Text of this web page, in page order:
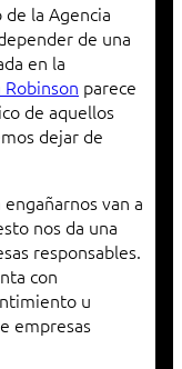
la Agencia
de una
en la
Robinson parece
de aquellos
dejar de
van a
nos da una
responsables.
con
u
empresas